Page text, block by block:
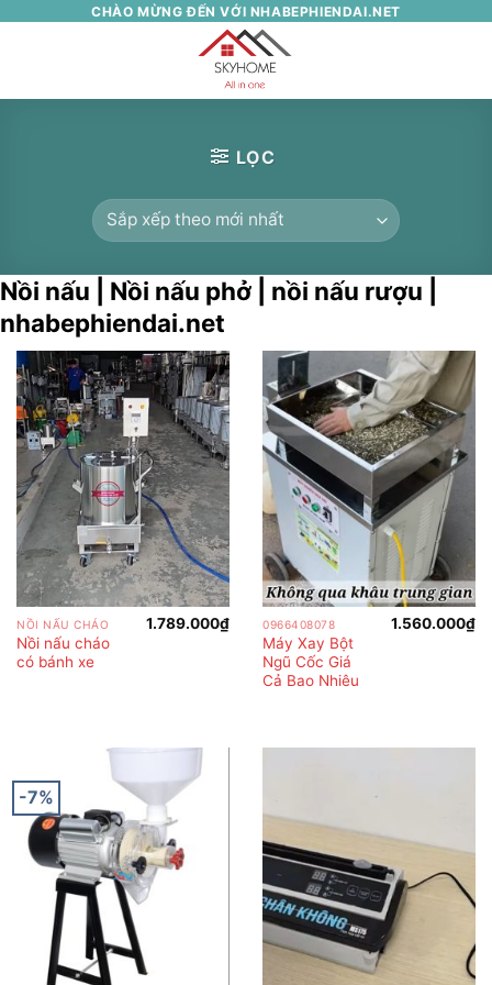
CHÀO MỪNG ĐẾN VỚI NHABEPHIENDAI.NET
LỌC
Nồi nấu | Nồi nấu phở | nồi nấu rượu |
nhabephiendai.net
NỒI NẤU CHÁO
Nồi nấu cháo
có bánh xe
1.789.000₫ 0966408078
Máy Xay Bột
Ngũ Cốc Giá
Cả Bao Nhiêu
1.560.000₫
-7%